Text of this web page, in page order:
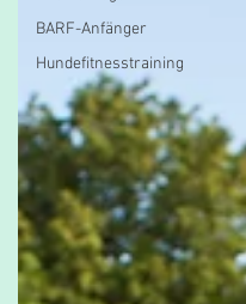
BARF-Anfänger
Hundefitnesstraining